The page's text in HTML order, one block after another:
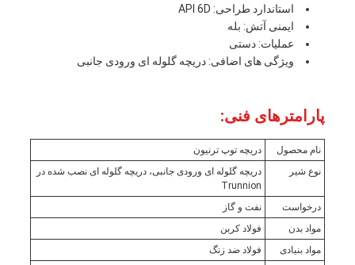
استاندارد طراحی: API 6D
ایمنی آتش: بله
عملیات: دستی
ویژگی های اضافی: دریچه گلوله ای ورودی جانبی
پارامترهای فنی:
نام محصول
دریچه توپ ترنیون
نوع شیر
دریچه گلوله ای ورودی جانبی، دریچه گلوله ای نصب شده در
Trunnion
درخواست
نفت و گاز
مواد بدن
فولاد کربن
مواد بنیادی
فولاد ضد زنگ